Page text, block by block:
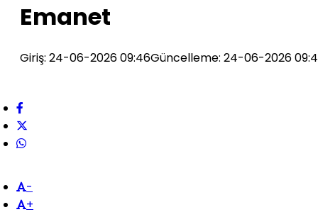
Emanet
Giriş: 24-06-2026 09:46Güncelleme: 24-06-2026
-
+